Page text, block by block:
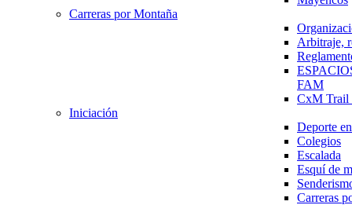
Carreras por Montaña
Arbitraje,
FAM
CxM
Iniciación
Deporte
Colegios
Escalada
Esquí de
Carreras